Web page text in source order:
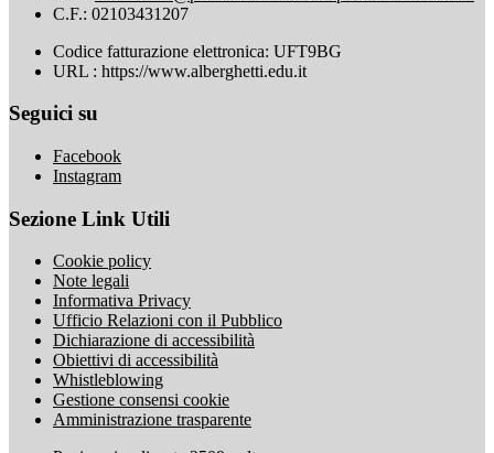
C.F.: 02103431207
Codice fatturazione elettronica: UFT9BG
URL : https://www.alberghetti.edu.it
Seguici su
Facebook
Instagram
Sezione Link Utili
Cookie policy
Note legali
Informativa Privacy
Ufficio Relazioni con il Pubblico
Dichiarazione di accessibilità
Obiettivi di accessibilità
Whistleblowing
Gestione consensi cookie
Amministrazione trasparente